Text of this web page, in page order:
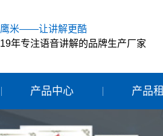
鹰米——让讲解更酷
19年专注语音讲解的品牌生产厂家
产品中心 产品